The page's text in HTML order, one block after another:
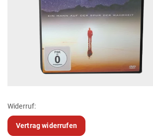
Widerruf:
Vertrag widerrufen